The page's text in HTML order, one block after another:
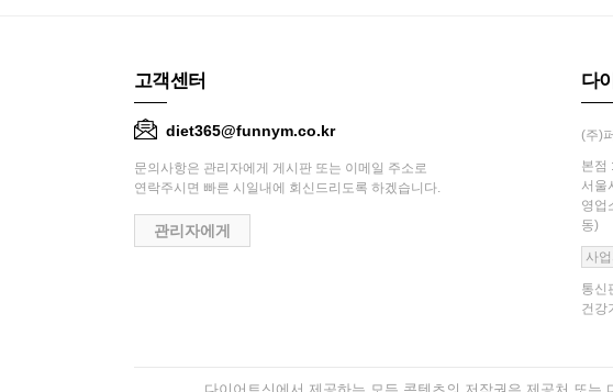
고객센터
diet365@funnym.co.kr
문의사항은 관리자에게 게시판 또는 이메일 주소로
연락주시면 빠른 시일내에 회신드리도록 하겠습니다.
관리자에게
다
(주)
본점
서울
영업
동)
사
통신
건강